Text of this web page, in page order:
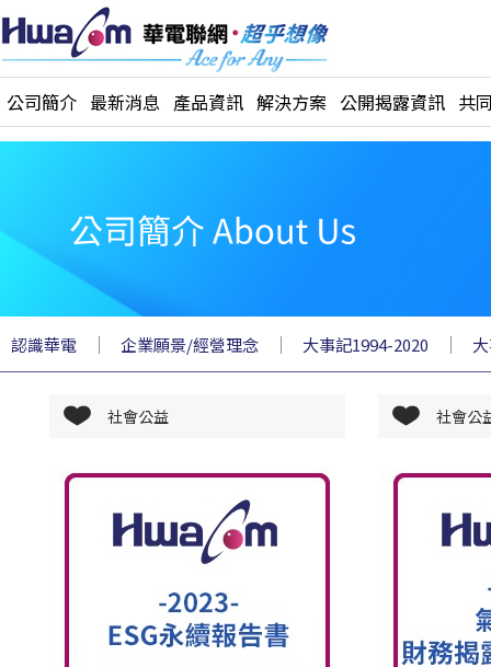
公司簡介 最新消息 產品資訊 解決方案 公開揭露資訊 共
認識華電 ｜ 企業願景/經營理念 ｜ 大事記1994-2020 ｜
社會公益 社會公